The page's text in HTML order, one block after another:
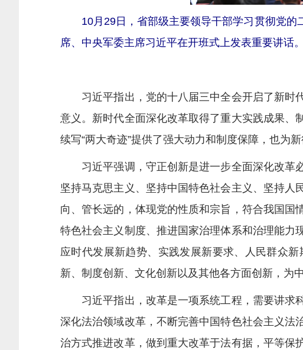
10月29日，省部级主要领导干部学习贯彻党
席、中央军委主席习近平在开班式上发表重要讲话
习近平指出，党的十八届三中全会开启了新时
意义。新时代全面深化改革取得了重大实践成果、
续写“两大奇迹”提供了强大动力和制度保障，也为
习近平强调，守正创新是进一步全面深化改革必
坚持马克思主义、坚持中国特色社会主义、坚持
向、管长远的，体现党的性质和宗旨，符合我国国
特色社会主义制度、推进国家治理体系和治理能力
应时代发展新趋势、实践发展新要求、人民群众
新、制度创新、文化创新以及其他各方面创新，为
习近平指出，改革是一项系统工程，需要讲求
深化法治领域改革，不断完善中国特色社会主义
治方式推进改革，做到重大改革于法有据，平等保